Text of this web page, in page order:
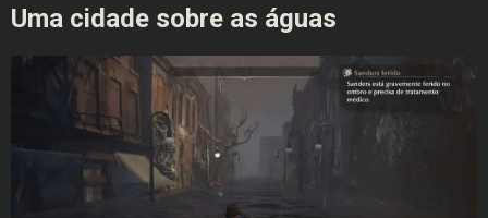
Uma cidade sobre as águas